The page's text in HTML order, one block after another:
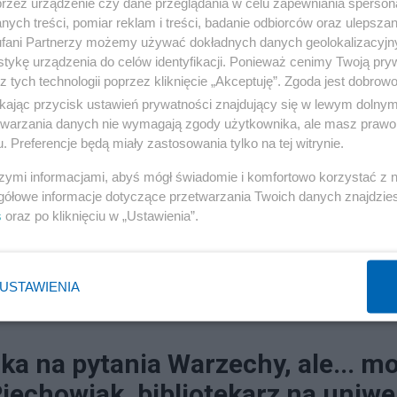
dał się zmanipulować, i wstydzi się
mnie to jeden z najbardziej
obrony miał papiery pokazujące,
wersję. Opublikował je zresztą, żeby
tak rzec, niestandardowych
niż w jakichś ciemnych
(co niezwykle mało
obecnym sojusznikiem, a nie z
na pytania Warzechy, ale...
treści, pomiar reklam i treści, badanie odbiorców oraz
Partnerzy możemy używać dokładnych danych
urządzenia do celów identyfikacji. Ponieważ cenimy Twoją
tych technologii poprzez kliknięcie „Akceptuję”. Zgoda jest
przycisk ustawień prywatności znajdujący się w lewym
danych nie wymagają zgody użytkownika, ale masz
Preferencje będą miały zastosowania tylko na tej witrynie.
informacjami, abyś mógł świadomie i komfortowo korzystać z
informacje dotyczące przetwarzania Twoich danych
oraz po kliknięciu w „Ustawienia”.
USTAWIENIA